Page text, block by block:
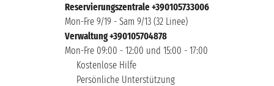
Reservierungszentrale +390105733006
Mon-Fre 9/19 - Sam 9/13 (32 Linee)
Verwaltung +390105704878
Mon-Fre 09:00 - 12:00 und 15:00 - 17:00
Kostenlose Hilfe
Persönliche Unterstützung